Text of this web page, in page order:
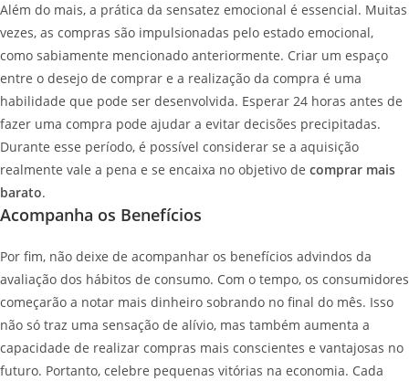
Além do mais, a prática da sensatez emocional é essencial. Muitas
vezes, as compras são impulsionadas pelo estado emocional,
como sabiamente mencionado anteriormente. Criar um espaço
entre o desejo de comprar e a realização da compra é uma
habilidade que pode ser desenvolvida. Esperar 24 horas antes de
fazer uma compra pode ajudar a evitar decisões precipitadas.
Durante esse período, é possível considerar se a aquisição
realmente vale a pena e se encaixa no objetivo de comprar mais
barato.
Acompanha os Benefícios
Por fim, não deixe de acompanhar os benefícios advindos da
avaliação dos hábitos de consumo. Com o tempo, os consumidores
começarão a notar mais dinheiro sobrando no final do mês. Isso
não só traz uma sensação de alívio, mas também aumenta a
capacidade de realizar compras mais conscientes e vantajosas no
futuro. Portanto, celebre pequenas vitórias na economia. Cada